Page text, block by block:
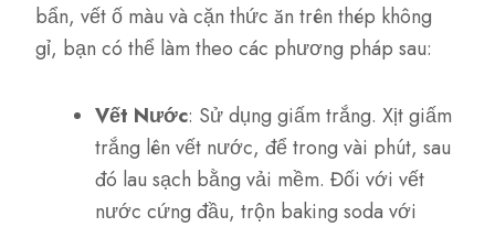
bẩn, vết ố màu và cặn thức ăn trên thép không
gỉ, bạn có thể làm theo các phương pháp sau:
Vết Nước: Sử dụng giấm trắng. Xịt giấm
trắng lên vết nước, để trong vài phút, sau
đó lau sạch bằng vải mềm. Đối với vết
nước cứng đầu, trộn baking soda với